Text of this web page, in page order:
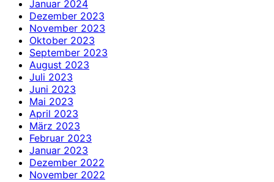
Januar 2024
Dezember 2023
November 2023
Oktober 2023
September 2023
August 2023
Juli 2023
Juni 2023
Mai 2023
April 2023
März 2023
Februar 2023
Januar 2023
Dezember 2022
November 2022